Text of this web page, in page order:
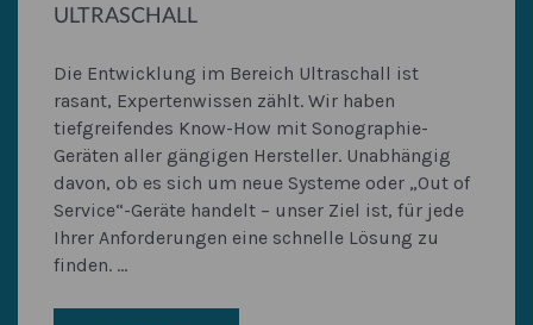
ULTRASCHALL
Die Entwicklung im Bereich Ultraschall ist
rasant, Expertenwissen zählt. Wir haben
tiefgreifendes Know-How mit Sonographie-
Geräten aller gängigen Hersteller. Unabhängig
davon, ob es sich um neue Systeme oder „Out of
Service“-Geräte handelt – unser Ziel ist, für jede
Ihrer Anforderungen eine schnelle Lösung zu
finden. ...